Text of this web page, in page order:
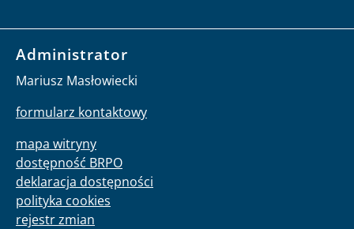
Administrator
Mariusz Masłowiecki
formularz kontaktowy
mapa witryny
dostępność BRPO
deklaracja dostępności
polityka cookies
rejestr zmian